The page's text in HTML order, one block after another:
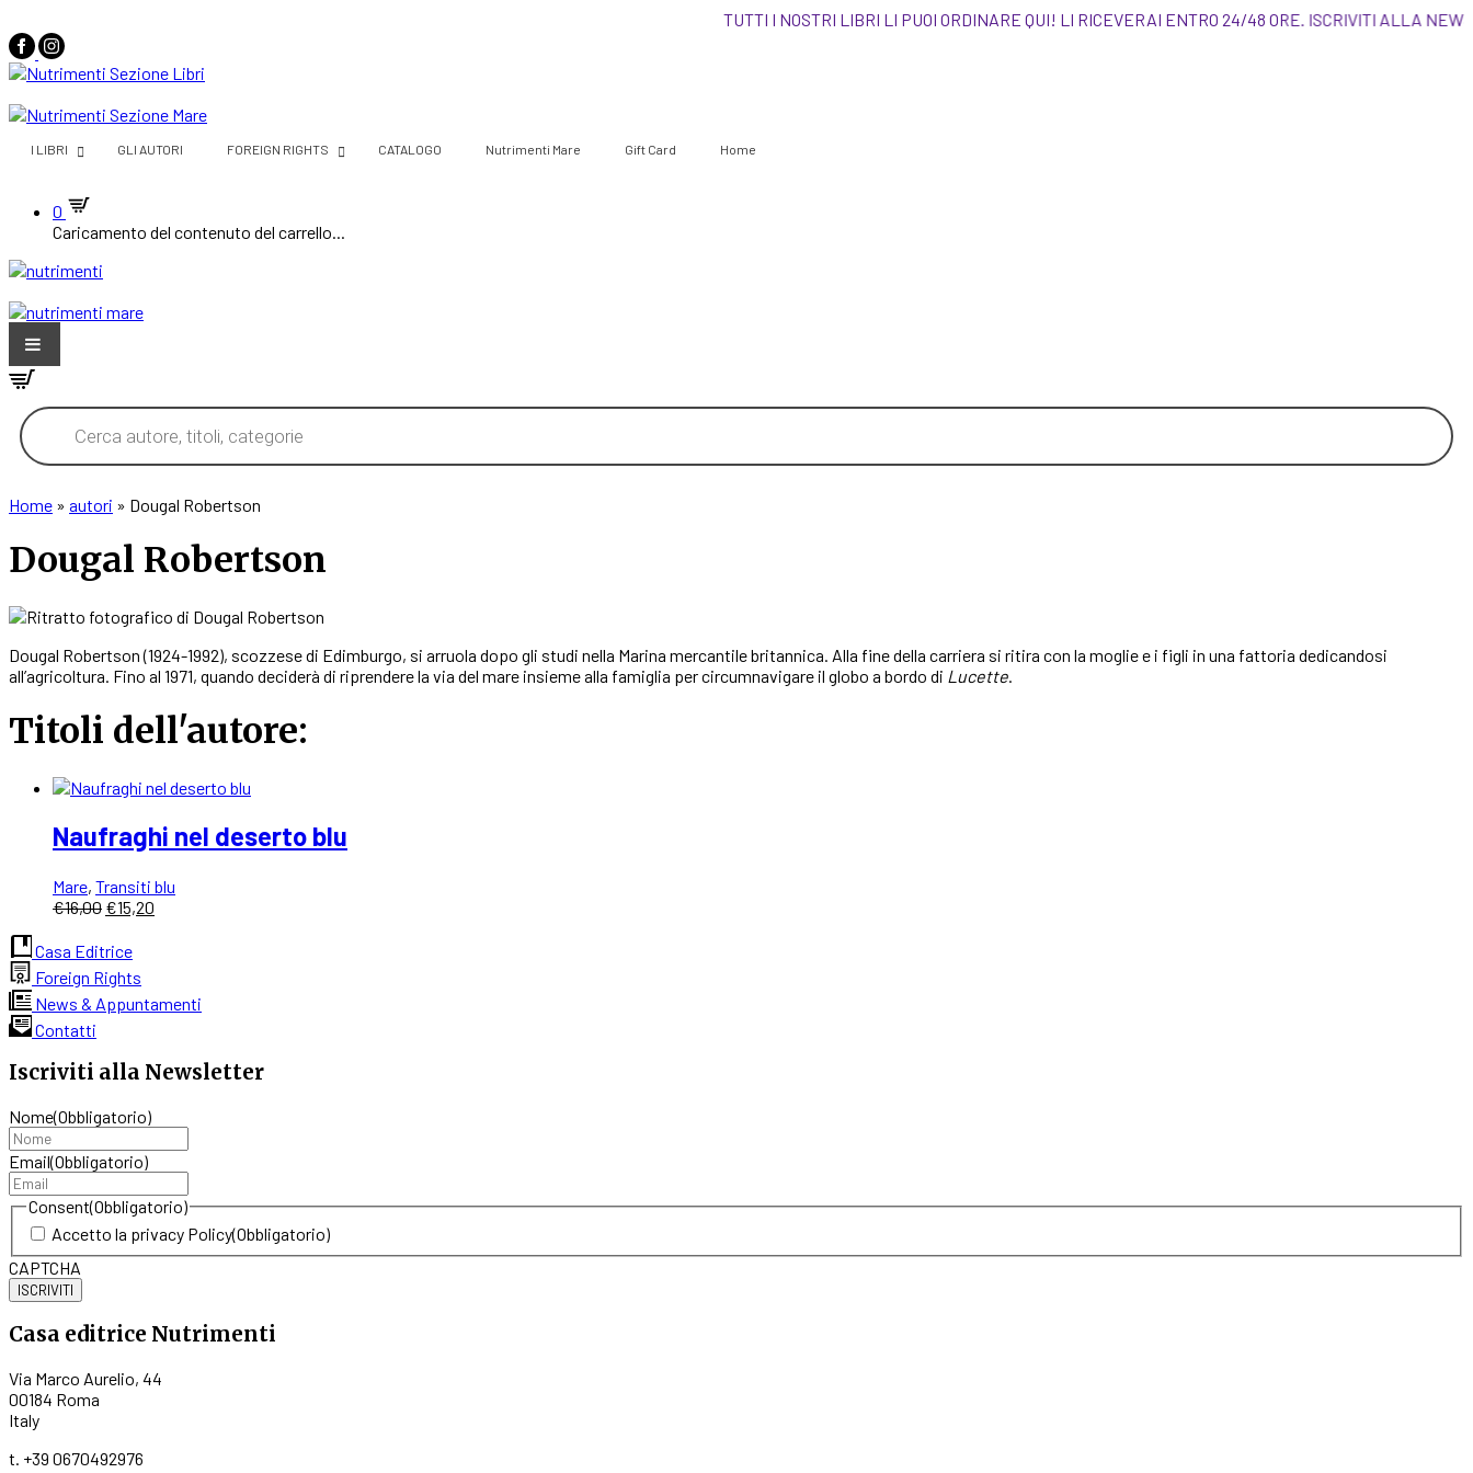
TUTTI I NOSTRI LIBRI LI PUOI ORDINARE QUI! LI RICEVERAI ENTRO 24/48
I LIBRI GLI AUTORI FOREIGN RIGHTS CATALOGO Nutrimenti Mare Gift Card Home
0
Caricamento del contenuto del carrello...
Products
search
Home » autori » Dougal Robertson
Dougal Robertson
Dougal Robertson (1924-1992), scozzese di Edimburgo, si arruola dopo gli studi nella Marina mercantile britannica. Alla fine della carriera si ritira con la moglie e i figli in una fattoria dedicandosi
all’agricoltura. Fino al 1971, quando deciderà di riprendere la via del mare insieme alla famiglia per circumnavigare il globo a bordo di Lucette.
Titoli dell'autore:
Naufraghi nel deserto blu
Mare, Transiti blu
€16,00 Il
originale
era:
€16,00.
€15,20
Casa Editrice
Foreign Rights
News & Appuntamenti
Contatti
Iscriviti alla Newsletter
Nome(Obbligatorio)
Email(Obbligatorio)
Consent(Obbligatorio)
Accetto la privacy Policy(Obbligatorio)
CAPTCHA
Casa editrice Nutrimenti
Via Marco Aurelio, 44
00184 Roma
Italy
t. +39 0670492976